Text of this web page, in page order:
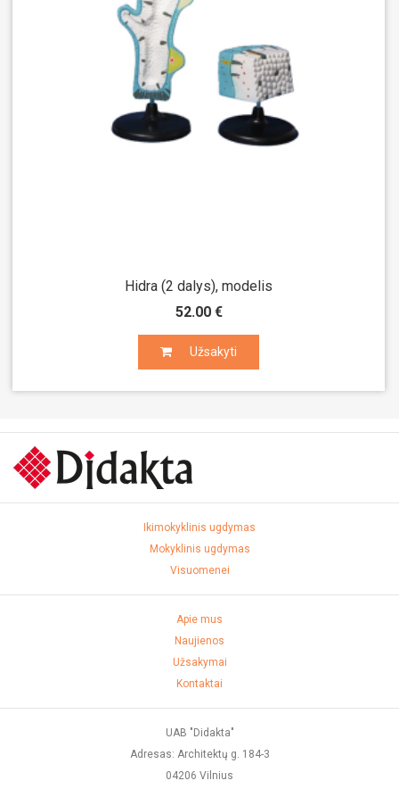
Hidra (2 dalys), modelis
52.00 €
Užsakyti
Užsakyti
Ikimokyklinis ugdymas
Mokyklinis ugdymas
Visuomenei
Apie mus
Naujienos
Užsakymai
Kontaktai
UAB "Didakta"
Adresas: Architektų g. 184-3
04206 Vilnius